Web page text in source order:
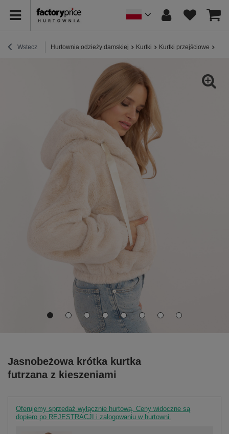
Wstecz Hurtownia odzieży damskiej Kurtki Kurtki przejściowe
Jasnobeżowa krótka kurtka
futrzana z kieszeniami
Oferujemy sprzedaż wyłącznie hurtową. Ceny widoczne są
dopiero po REJESTRACJI i zalogowaniu w hurtowni.